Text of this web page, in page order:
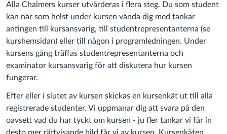
Alla Chalmers kurser utvärderas i flera steg. Du som student
kan när som helst under kursen vända dig med tankar
antingen till kursansvarig, till studentrepresentanterna (se
kurshemsidan) eller till någon i programledningen. Under
kursens gång träffas studentrepresentanterna och
examinator kursansvarig för att diskutera hur kursen
fungerar.
Efter eller i slutet av kursen skickas en kursenkät ut till alla
registrerade studenter. Vi uppmanar dig att svara på den
oavsett vad du har tyckt om kursen - ju fler tankar vi får in